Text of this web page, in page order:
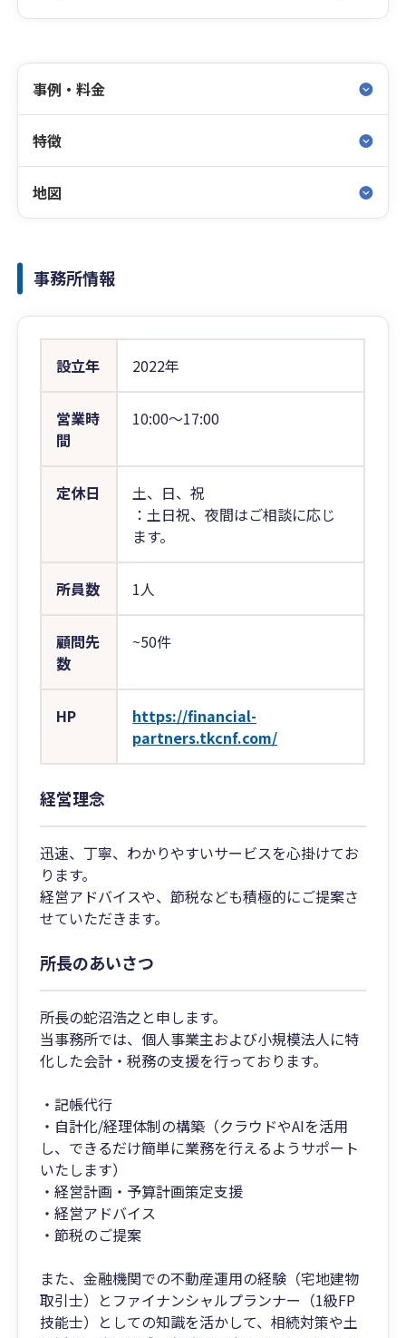
事例・料金
特徴
地図
事務所情報
設立年 2022年
営業時
間
10:00〜17:00
定休日
土、日、祝
：土日祝、夜間はご相談に応じ
ます。
所員数 1人
顧問先
数
~50件
HP
https://financial-
partners.tkcnf.com/
経営理念
迅速、丁寧、わかりやすいサービスを心掛けてお
ります。
経営アドバイスや、節税なども積極的にご提案さ
せていただきます。
所長のあいさつ
所長の蛇沼浩之と申します。
当事務所では、個人事業主および小規模法人に特
化した会計・税務の支援を行っております。
・記帳代行
・自計化/経理体制の構築（クラウドやAIを活用
し、できるだけ簡単に業務を行えるようサポート
いたします）
・経営計画・予算計画策定支援
・経営アドバイス
・節税のご提案
また、金融機関での不動産運用の経験（宅地建物
取引士）とファイナンシャルプランナー（1級FP
技能士）としての知識を活かして、相続対策や土